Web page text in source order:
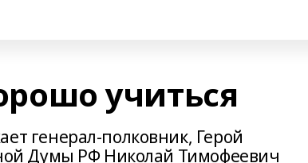
учиться
генерал-полковник, Герой
Думы РФ Николай Тимофеевич